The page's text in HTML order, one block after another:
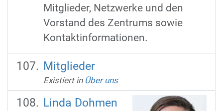
Mitglieder, Netzwerke und den
Vorstand des Zentrums sowie
Kontaktinformationen.
Mitglieder
Existiert in Über uns
Linda Dohmen